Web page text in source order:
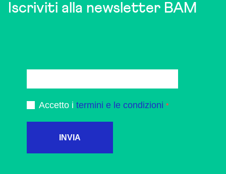
Iscriviti alla newsletter BAM
Accetto i termini e le condizioni
INVIA